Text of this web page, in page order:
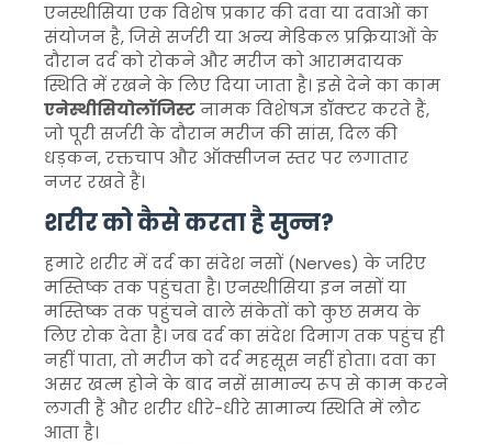
एनस्थीसिया एक विशेष प्रकार की दवा या दवाओं का
संयोजन है, जिसे सर्जरी या अन्य मेडिकल प्रक्रियाओं के
दौरान दर्द को रोकने और मरीज को आरामदायक
स्थिति में रखने के लिए दिया जाता है। इसे देने का काम
एनेस्थीसियोलॉजिस्टनामक विशेषज्ञ डॉक्टर करते हैं,
जो पूरी सर्जरी के दौरान मरीज की सांस, दिल की
धड़कन, रक्तचाप और ऑक्सीजन स्तर पर लगातार
नजर रखते हैं।
शरीर को कैसे करता है सुन्न?
हमारे शरीर में दर्द का संदेश नसों (Nerves) के जरिए
मस्तिष्क तक पहुंचता है। एनस्थीसिया इन नसों या
मस्तिष्क तक पहुंचने वाले संकेतों को कुछ समय के
लिए रोक देता है। जब दर्द का संदेश दिमाग तक पहुंच ही
नहीं पाता, तो मरीज को दर्द महसूस नहीं होता। दवा का
असर खत्म होने के बाद नसें सामान्य रूप से काम करने
लगती हैं और शरीर धीरे-धीरे सामान्य स्थिति में लौट
आता है।